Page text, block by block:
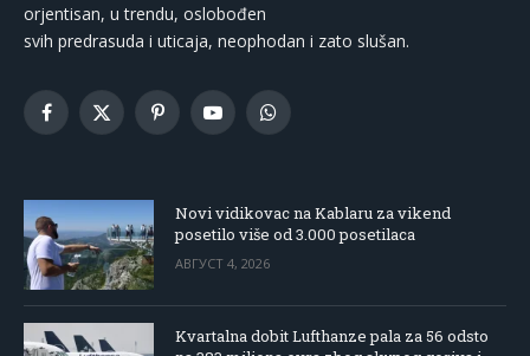
orjentisan, u trendu, oslobođen
svih predrasuda i uticaja, neophodan i zato slušan.
Facebook
X
PinterestYouTubeWhatsApp
Novi vidikovac na Kablaru za vikend
posetilo više od 3.000 posetilaca
АВГУСТ 4, 2026
Kvartalna dobit Lufthanze pala za 56 odsto